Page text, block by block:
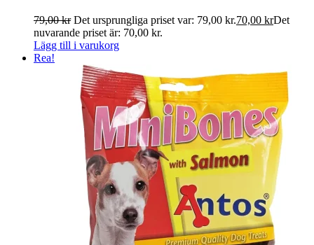
79,00kr Det ursprungliga priset var: 79,00 kr.70,00 krDet
nuvarande priset är: 70,00 kr.
Lägg till i varukorg
Rea!